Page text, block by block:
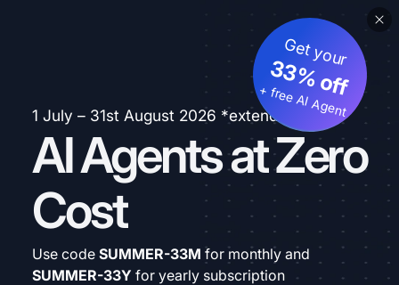
1 July – 31st August 2026 *extended
AI Agents at Zero
Cost
Get your
33% off
+ free AI Agent
Use code SUMMER-33M for monthly and
SUMMER-33Y for yearly subscription